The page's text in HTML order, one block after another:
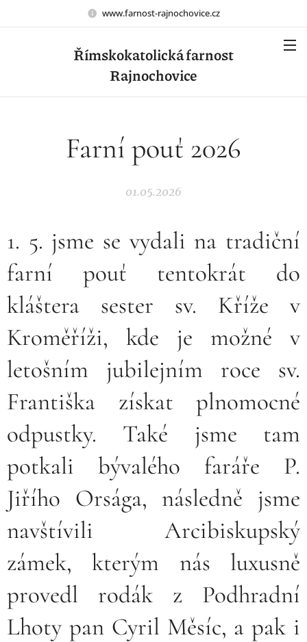
www.farnost-rajnochovice.cz
Římskokatolická farnost
Rajnochovice
Farní pouť 2026
01.05.2026
1. 5. jsme se vydali na tradiční
farní pouť tentokrát do
kláštera sester sv. Kříže v
Kroměříži, kde je možné v
letošním jubilejním roce sv.
Františka získat plnomocné
odpustky. Také jsme tam
potkali bývalého faráře P.
Jiřího Orsága, následně jsme
navštívili Arcibiskupský
zámek, kterým nás luxusně
provedl rodák z Podhradní
Lhoty pan Cyril Měsíc, a pak i